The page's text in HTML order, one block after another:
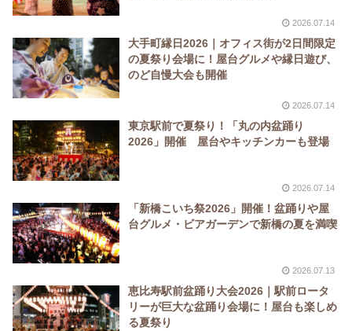
2026.07.14
大手町縁日2026｜オフィス街が2日間限定
の夏祭り会場に！屋台グルメや縁日遊び、
のど自慢大会も開催
2026.07.14
東京駅前で夏祭り！「丸の内盆踊り
2026」開催 屋台やキッチンカーも登場
2026.07.14
「新橋こいち祭2026」開催！盆踊りや屋
台グルメ・ビアガーデンで新橋の夏を満喫
2026.07.13
恵比寿駅前盆踊り大会2026｜駅前ロータ
リーが巨大な盆踊り会場に！屋台も楽しめ
る夏祭り